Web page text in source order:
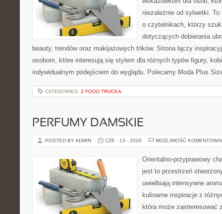
niezależnie od sylwetki.
o czytelnikach, którzy
dotyczących dobierania
beauty, trendów oraz makijażowych trików. Strona łączy
osobom, które interesują się stylem dla różnych typów figury,
indywidualnym podejściem do wyglądu. Polecamy Moda Plus
CATEGORIES: Z FOOD TRUCKA
PERFUMY DAMSKIE
POSTED BY ADMIN CZE - 13 - 2026 MOŻLIWOŚĆ
Orientalno-przyprawowy
jest to przestrzeń
uwielbiają intensywne
kulinarne inspiracje z
która może zainteresować